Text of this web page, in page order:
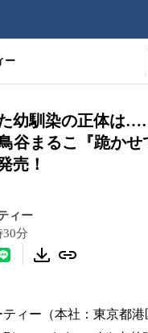
ー
幼馴染の正体は
谷まるこ『跪かせ
売！
ィー
30分
ィー（本社：東京都